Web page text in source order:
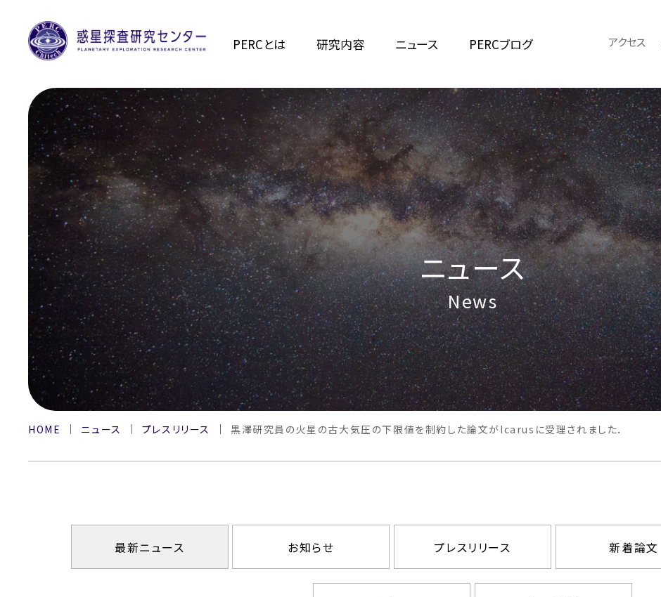
PERCとは 研究内容 ニュース PERCブログ アクセス
ニュース
News
HOME ニュース プレスリリース 黒澤研究員の火星の古大気圧の下限値を制約した論文がIcarusに受理されました．
最新ニュース お知らせ プレスリリース 新着論文